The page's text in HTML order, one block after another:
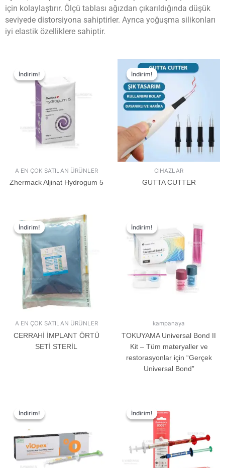
için kolaylaştırır. Ölçü tablası ağızdan çıkarıldığında düşük
seviyede distorsiyona sahiptirler. Ayrıca yoğuşma silikonları
iyi elastik özelliklere sahiptir.
İndirim!
İndirim!
A EN ÇOK SATILAN ÜRÜNLER
Zhermack Aljinat Hydrogum 5
İndirim!
İndirim!
CIHAZLAR
GUTTA CUTTER
İndirim!
İndirim!
A EN ÇOK SATILAN ÜRÜNLER
CERRAHİ İMPLANT ÖRTÜ
SETİ STERİL
İndirim!
İndirim!
kampanaya
TOKUYAMA Universal Bond II
Kit – Tüm materyaller ve
restorasyonlar için “Gerçek
Universal Bond”
İndirim!
İndirim! İndirim!
İndirim!